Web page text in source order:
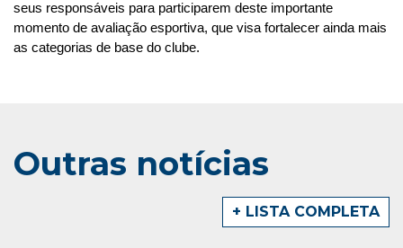
seus responsáveis para participarem deste importante
momento de avaliação esportiva, que visa fortalecer ainda mais
as categorias de base do clube.
Outras notícias
+ LISTA COMPLETA